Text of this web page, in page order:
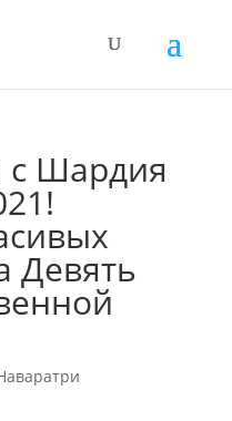
с Шардия
Девять